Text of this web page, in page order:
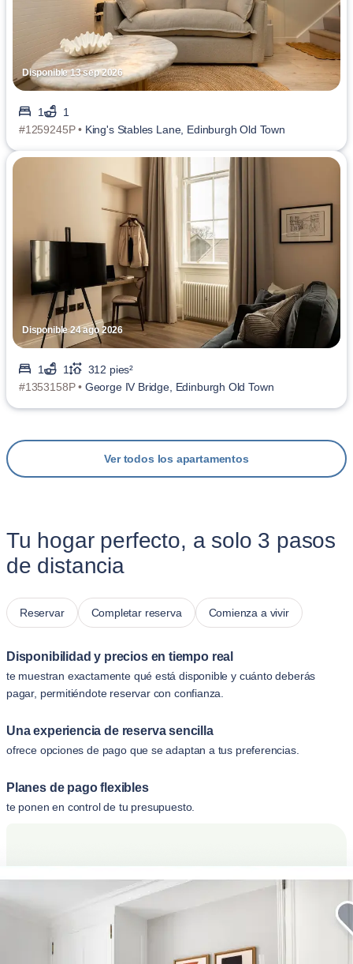
Disponible 13 sep 2026
1
1
#1259245P • King's Stables Lane, Edinburgh Old Town
Disponible 24 ago 2026
1 1
312 pies²
#1353158P • George IV Bridge, Edinburgh Old Town
Ver todos los apartamentos
Tu hogar perfecto, a solo 3 pasos
de distancia
Reservar Completar reserva Comienza a vivir
Disponibilidad y precios en tiempo real
te muestran exactamente qué está disponible y cuánto deberás
pagar, permitiéndote reservar con confianza.
Una experiencia de reserva sencilla
ofrece opciones de pago que se adaptan a tus preferencias.
Planes de pago flexibles
te ponen en control de tu presupuesto.